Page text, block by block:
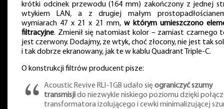
krótki odcinek przewodu (164 mm) zakończony z jednej
wtykiem LAN, a z drugiej małym
wymiarach 47 x 21 x 21 mm, w którym umieszczono
filtracyjne. Zmienił się natomiast kolor – zamiast czarnego
jest czerwony. Dodajmy, że wtyk, choć złocony, nie jest tak
i tak dobrze ekranowany, jak te w kablu Quadrant Triple-C.
O konstrukcji filtrów producent pisze:
Acoustic Revive RLI-1GB udało sięograniczyć szumy
transmisjido niezwykle niskiego poziomu dzięki
transformatora izolującego i cewki minimalizującej